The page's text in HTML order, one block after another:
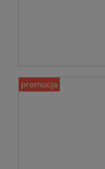
promocja